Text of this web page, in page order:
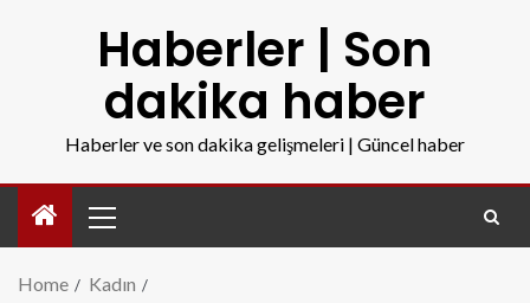
Haberler | Son
dakika haber
Haberler ve son dakika gelişmeleri | Güncel haber
Home
Kadın